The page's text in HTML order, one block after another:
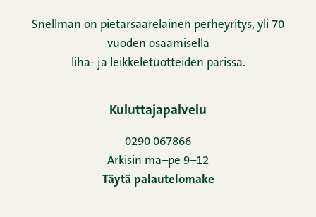
Snellman on pietarsaarelainen perheyritys, yli 70
vuoden osaamisella
liha- ja leikkeletuotteiden parissa.
Kuluttajapalvelu
0290 067866
Arkisin ma–pe 9–12
Täytä palautelomake